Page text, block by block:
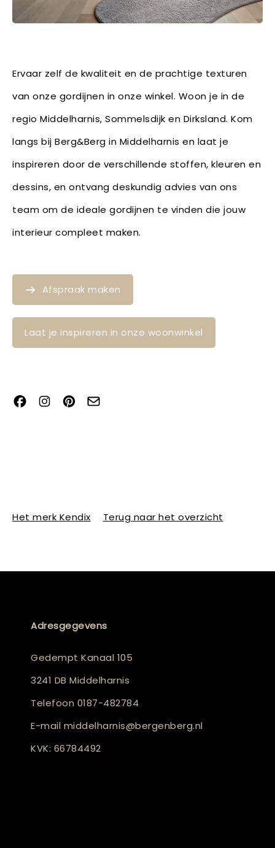
Ervaar zelf de kwaliteit en de prachtige texturen
van onze gordijnen in onze winkel. Woon je in de
regio Middelharnis, Sommelsdijk en Dirksland. Kom
langs bij Berg&Berg in Middelharnis en laat je
inspireren door de verschillende stoffen, kleuren en
dessins, en ontvang deskundig advies van ons
team om de ideale gordijnen te vinden die jouw
interieur compleet maken.
Afspraak maken
Laat je inspireren in onze woonwinkel
Het merk Kendix Terug naar het overzicht
Adresgegevens
Gedempt Kanaal 105
3241 DB Middelharnis
Telefoon 0187-482784
E-mail middelharnis@bergenberg.nl
KVK: 66784492